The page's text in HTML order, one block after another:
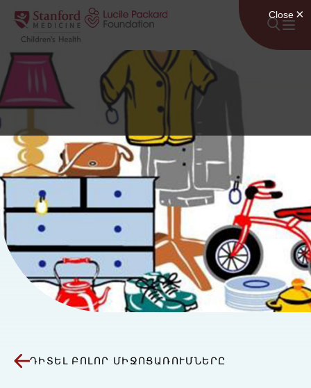
Անցնել բովանդակությանը
ԴԻՏԵԼ ԲՈԼՈՐ ՄԻՋՈՑԱՌՈՒՄՆԵՐԸ